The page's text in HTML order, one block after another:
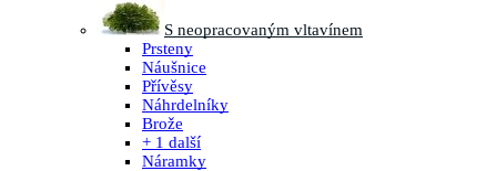
S neopracovaným vltavínem
Prsteny
Náušnice
Přívěsy
Náhrdelníky
Brože
+ 1 další
Náramky